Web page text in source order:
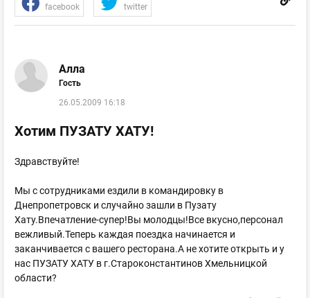
facebook twitter
Алла
Гость
26.05.2009 16:18
Хотим ПУЗАТУ ХАТУ!
Здравствуйте!
Мы с сотрудниками ездили в командировку в
Днепропетровск и случайно зашли в Пузату
Хату.Впечатление-супер!Вы молодцы!Все вкусно,персонал
вежливый.Теперь каждая поездка начинается и
заканчивается с вашего ресторана.А не хотите открыть и у
нас ПУЗАТУ ХАТУ в г.Староконстантинов Хмельницкой
области?